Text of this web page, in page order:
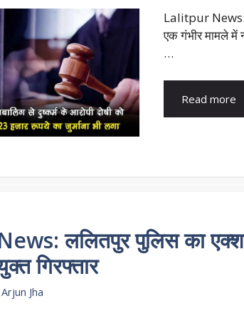
Lalitpur News:
एक गंभीर मामले में
…
Read more
ललितपुर पुलिस का
गिरफ्तार
Arjun Jha